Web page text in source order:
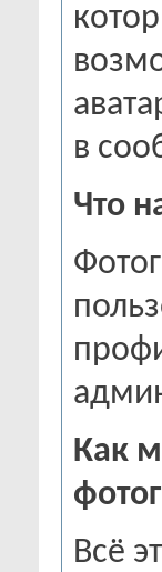
в
Что
Как
Всё